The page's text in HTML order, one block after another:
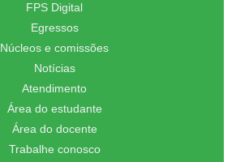
FPS Digital
Egressos
Núcleos e comissões
Notícias
Atendimento
Área do estudante
Área do docente
Trabalhe conosco